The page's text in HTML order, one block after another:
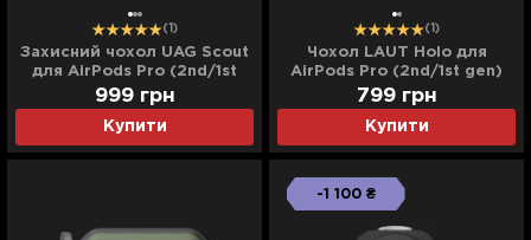
(1)
Захисний чохол UAG Scout
для AirPods Pro (2nd/1st
gen) (Rust)
Купити
999 грн
(1)
Чохол LAUT Holo для
AirPods Pro (2nd/1st gen)
(Midnight)
Купити
799 грн
-1 100 ₴